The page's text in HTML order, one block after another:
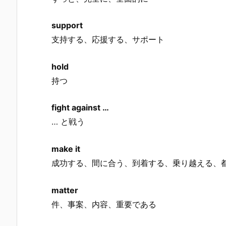
support
支持する、応援する、サポート
hold
持つ
fight against …
… と戦う
make it
成功する、間に合う、到着する、乗り越える、
matter
件、事案、内容、重要である